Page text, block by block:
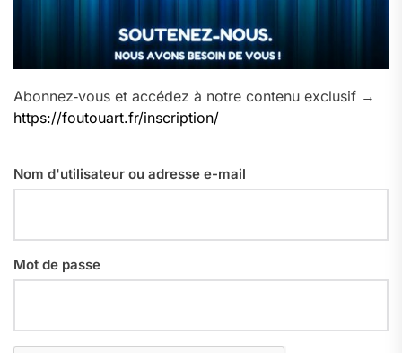
Abonnez‑vous et accédez à notre contenu exclusif →
https://foutouart.fr/inscription/
Nom d'utilisateur ou adresse e-mail
Mot de passe